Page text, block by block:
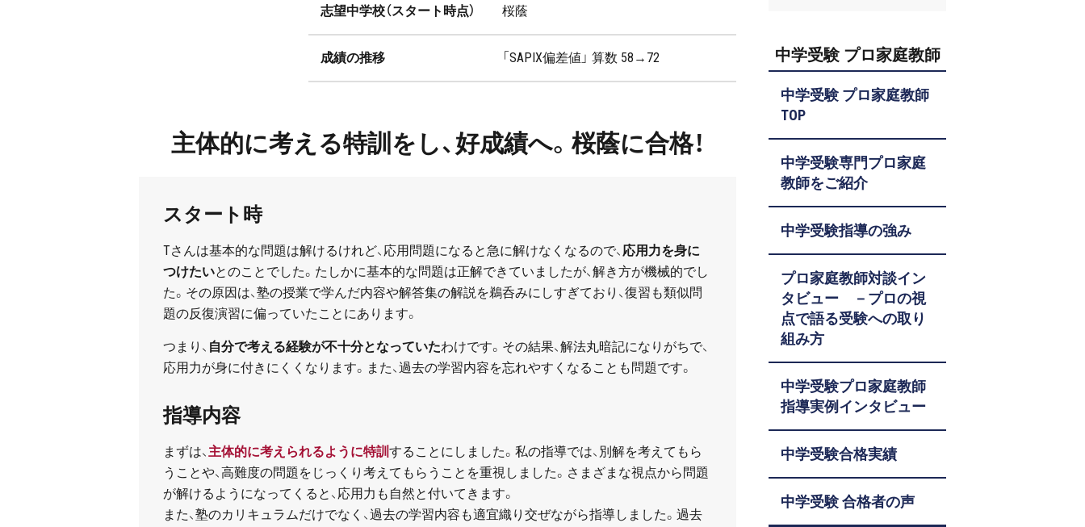
志望中学校（スタート時点） 桜蔭
成績の推移 「SAPIX偏差値」 算数 58→72
主体的に考える特訓をし、好成績へ。桜蔭に合格！
スタート時
Tさんは基本的な問題は解けるけれど、応用問題になると急に解けなくなるので、 応用力を身に
つけたいとのことでした。たしかに基本的な問題は正解できていましたが、解き方が機械的でし
た。その原因は、塾の授業で学んだ内容や解答集の解説を鵜呑みにしすぎており、復習も類似問
題の反復演習に偏っていたことにあります。
つまり、 自分で考える経験が不十分となっていたわけです。その結果、解法丸暗記になりがちで、
応用力が身に付きにくくなります。また、過去の学習内容を忘れやすくなることも問題です。
指導内容
まずは、主体的に考えられるように特訓することにしました。私の指導では、別解を考えてもら
うことや、高難度の問題をじっくり考えてもらうことを重視しました。さまざまな視点から問題
が解けるようになってくると、応用力も自然と付いてきます。
また、塾のカリキュラムだけでなく、過去の学習内容も適宜織り交ぜながら指導しました。過去
中学受験 プロ家庭教師
中学受験 プロ家庭教師
TOP
中学受験専門プロ家庭
教師をご紹介
中学受験指導の強み
プロ家庭教師対談イン
タビュー －プロの視
点で語る受験への取り
組み方
中学受験プロ家庭教師
指導実例インタビュー
中学受験合格実績
中学受験 合格者の声